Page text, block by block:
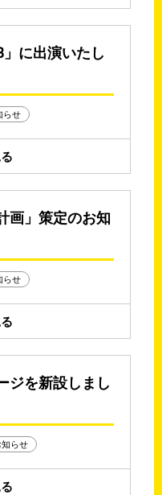
」に出演いたし
らせ
画」策定のお知
らせ
ジを新設しまし
知らせ